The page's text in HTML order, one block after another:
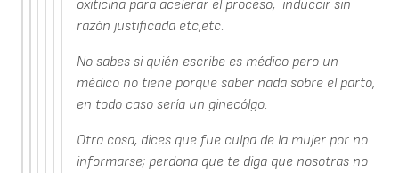
oxiticina para acelerar el proceso, induccir sin
razón justificada etc,etc.
No sabes si quién escribe es médico pero un
médico no tiene porque saber nada sobre el parto,
en todo caso sería un ginecólgo.
Otra cosa, dices que fue culpa de la mujer por no
informarse; perdona que te diga que nosotras no